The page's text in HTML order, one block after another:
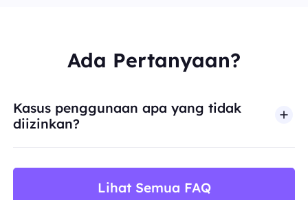
Ada Pertanyaan?
Kasus penggunaan apa yang tidak
diizinkan?
Lihat Semua FAQ